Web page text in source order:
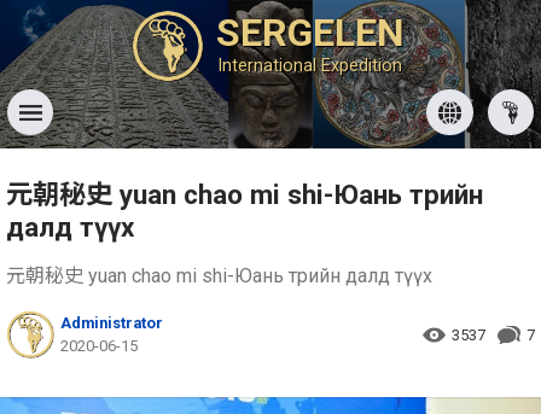
SERGELEN
International Expedition
元朝秘史 yuan chao mi shi-Юань төрийн
далд түүх
元朝秘史 yuan chao mi shi-Юань төрийн далд түүх
Administrator
2020-06-15
3537 7